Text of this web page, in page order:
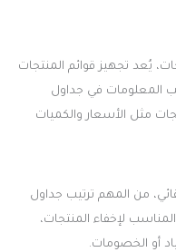
يُعد تجهيز قوائم المنتجات
المعلومات في جداول
مثل الأسعار والكميات
من المهم ترتيب جداول
لإخفاء المنتجات،
أو الخصومات.